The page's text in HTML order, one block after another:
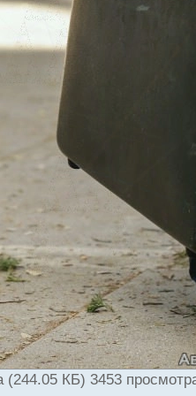
(244.05 КБ) 3453